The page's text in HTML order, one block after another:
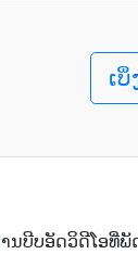
ເ
ນບີບອັດວິດີໂອ